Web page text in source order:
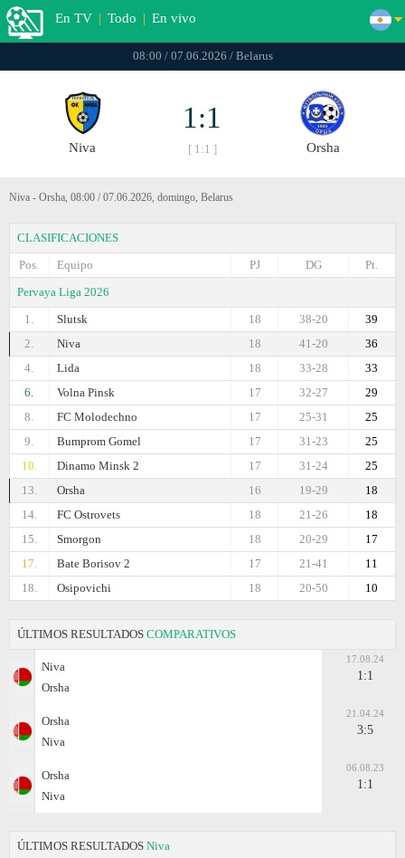
En TV | Todo | En vivo
08:00 / 07.06.2026 / Belarus
Niva
1:1
[ 1:1 ] Orsha
Niva - Orsha, 08:00 / 07.06.2026, domingo, Belarus
CLASIFICACIONES
Pos.
Equipo Pt.
DG
PJ
Pervaya Liga 2026
1.
Slutsk 39
38-20
18
2.
Niva 36
41-20
18
4.
Lida 33
33-28
18
6.
Volna Pinsk 29
32-27
17
8.
FC Molodechno 25
25-31
17
9.
Bumprom Gomel 25
31-23
17
10.
Dinamo Minsk 2 25
31-24
17
13.
Orsha 18
19-29
16
14.
FC Ostrovets 18
21-26
18
15.
Smorgon 17
20-29
18
17.
Bate Borisov 2 11
21-41
17
18.
Osipovichi 10
20-50
18
ÚLTIMOS RESULTADOS COMPARATIVOS
Niva
Orsha
17.08.24
1:1
Orsha
Niva
21.04.24
3:5
Orsha
Niva
06.08.23
1:1
ÚLTIMOS RESULTADOS Niva